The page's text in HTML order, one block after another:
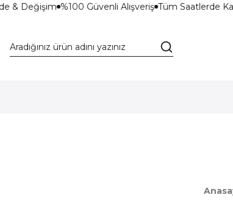
& Değişim %100 Güvenli Alışveriş Tüm Saatlerde